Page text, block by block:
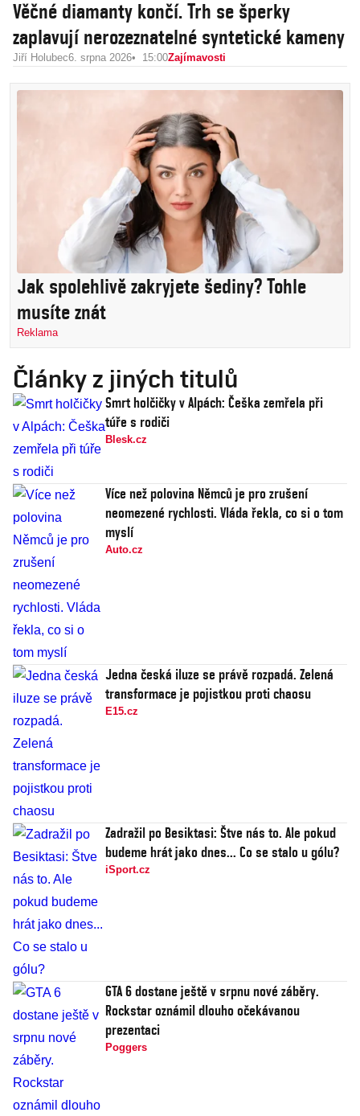
Věčné diamanty končí. Trh se šperky
zaplavují nerozeznatelné syntetické kameny
Jiří Holubec6. srpna 2026 15:00Zajímavosti
Jak spolehlivě zakryjete šediny? Tohle
musíte znát
Reklama
Články z jiných titulů
Smrt holčičky v Alpách: Češka zemřela při
túře s rodiči
Blesk.cz
Více než polovina Němců je pro zrušení
neomezené rychlosti. Vláda řekla, co si o tom
myslí
Auto.cz
Jedna česká iluze se právě rozpadá. Zelená
transformace je pojistkou proti chaosu
E15.cz
Zadražil po Besiktasi: Štve nás to. Ale pokud
budeme hrát jako dnes... Co se stalo u gólu?
iSport.cz
GTA 6 dostane ještě v srpnu nové záběry.
Rockstar oznámil dlouho očekávanou
prezentaci
Poggers